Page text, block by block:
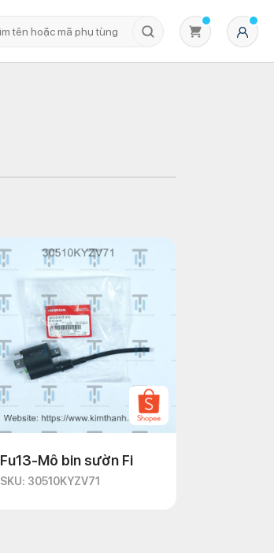
Fu13-Mô bin sườn Fi
SKU: 30510KYZV71